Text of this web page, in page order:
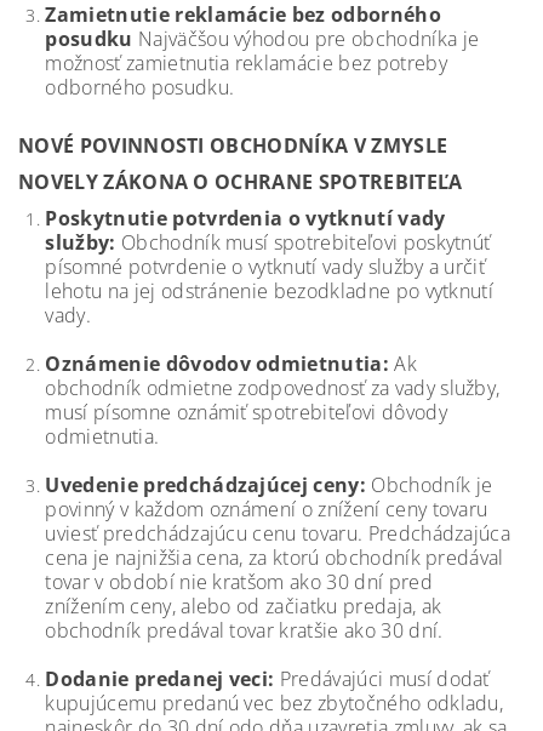
Zamietnutie reklamácie bez odborného
posudku Najväčšou výhodou pre obchodníka je
možnosť zamietnutia reklamácie bez potreby
odborného posudku.
NOVÉ POVINNOSTI OBCHODNÍKA V ZMYSLE
NOVELY ZÁKONA O OCHRANE SPOTREBITEĽA
Poskytnutie potvrdenia o vytknutí vady
služby: Obchodník musí spotrebiteľovi poskytnúť
písomné potvrdenie o vytknutí vady služby a určiť
lehotu na jej odstránenie bezodkladne po vytknutí
vady.
Oznámenie dôvodov odmietnutia: Ak
obchodník odmietne zodpovednosť za vady služby,
musí písomne oznámiť spotrebiteľovi dôvody
odmietnutia.
Uvedenie predchádzajúcej ceny: Obchodník je
povinný v každom oznámení o znížení ceny tovaru
uviesť predchádzajúcu cenu tovaru. Predchádzajúca
cena je najnižšia cena, za ktorú obchodník predával
tovar v období nie kratšom ako 30 dní pred
znížením ceny, alebo od začiatku predaja, ak
obchodník predával tovar kratšie ako 30 dní.
Dodanie predanej veci: Predávajúci musí dodať
kupujúcemu predanú vec bez zbytočného odkladu,